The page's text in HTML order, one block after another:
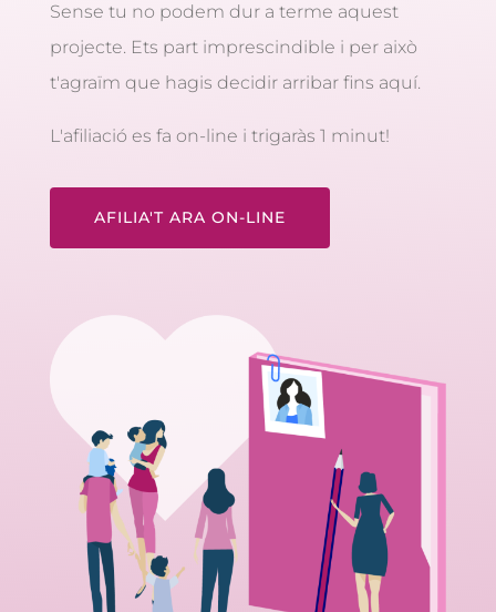
Sense tu no podem dur a terme aquest
projecte. Ets part imprescindible i per això
t'agraïm que hagis decidir arribar fins aquí.
L'afiliació es fa on-line i trigaràs 1 minut!
AFILIA'T ARA ON-LINE